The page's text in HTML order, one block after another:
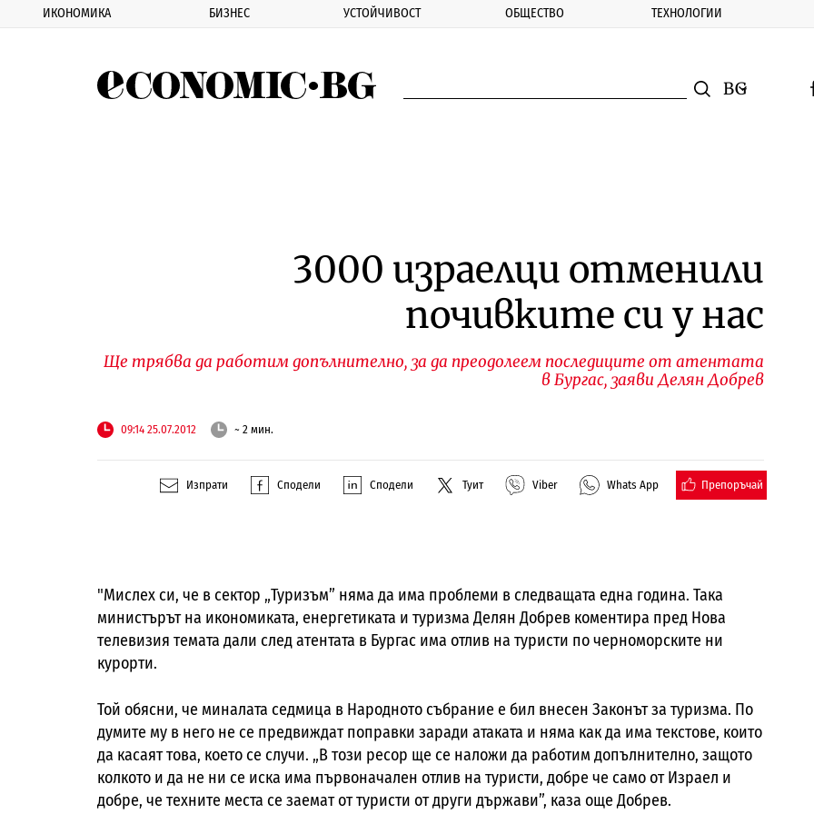
ИКОНОМИКА БИЗНЕС УСТОЙЧИВОСТ ОБЩЕСТВО ТЕХНОЛОГИИ
Смяна на
3000 израелци отменили
почивките си у нас
Ще трябва да работим допълнително, за да преодолеем последиците от атентата
в Бургас, заяви Делян Добрев
09:14 25.07.2012 ~ 2 мин.
Изпрати Сподели Сподели Туит Viber Whats App Препоръчай
"Мислех си, че в сектор „Туризъм” няма да има проблеми в следващата една година. Така
министърът на икономиката, енергетиката и туризма Делян Добрев коментира пред Нова
телевизия темата дали след атентата в Бургас има отлив на туристи по черноморските ни
курорти.
Той обясни, че миналата седмица в Народното събрание е бил внесен Законът за туризма. По
думите му в него не се предвиждат поправки заради атаката и няма как да има текстове, които
да касаят това, което се случи. „В този ресор ще се наложи да работим допълнително, защото
колкото и да не ни се иска има първоначален отлив на туристи, добре че само от Израел и
добре, че техните места се заемат от туристи от други държави”, каза още Добрев.